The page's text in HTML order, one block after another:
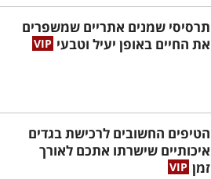
תרסיסי שמנים אתריים שמשפרים
את החיים באופן יעיל וטבעי
הטיפים החשובים לרכישת בגדים
איכותיים שישרתו אתכם לאורך
זמן